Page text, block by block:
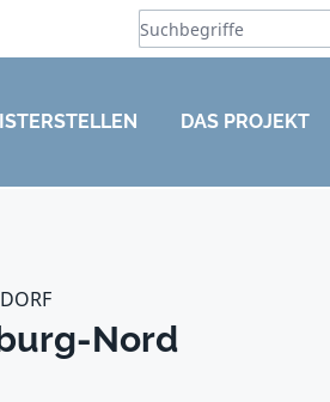
DAS PROJEKT
Nord